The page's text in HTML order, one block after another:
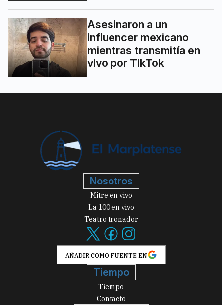
Asesinaron a un
influencer mexicano
mientras transmitía en
vivo por TikTok
Nosotros
Mitre en vivo
La 100 en vivo
Teatro tronador
AÑADIR COMO FUENTE EN
Tiempo
Tiempo
Contacto